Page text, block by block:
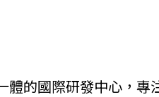
的國際研發中心，專